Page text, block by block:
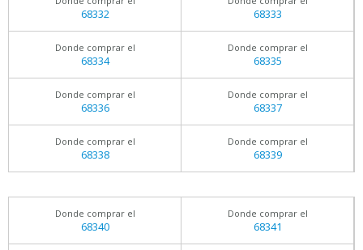
68332 68333
Donde comprar el
68334
Donde comprar el
68335
Donde comprar el
68336
Donde comprar el
68337
Donde comprar el
68338
Donde comprar el
68339
Donde comprar el
68340
Donde comprar el
68341